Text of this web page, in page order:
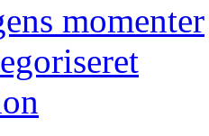
momenter